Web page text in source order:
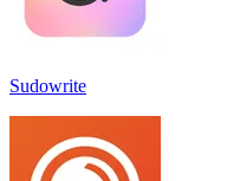
Sudowrite